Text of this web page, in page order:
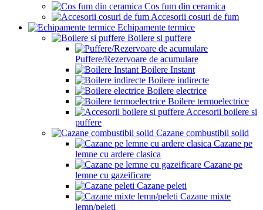
Cos fum din ceramica
Accesorii cosuri de fum
Echipamente termice
Boilere si puffere
Puffere/Rezervoare de acumulare
Boilere Instant
Boilere indirecte
Boilere electrice
Boilere termoelectrice
Accesorii boilere si
puffere
Cazane combustibil solid
Cazane pe
lemne cu ardere clasica
Cazane pe
lemne cu gazeificare
Cazane peleti
Cazane mixte
lemn/peleti